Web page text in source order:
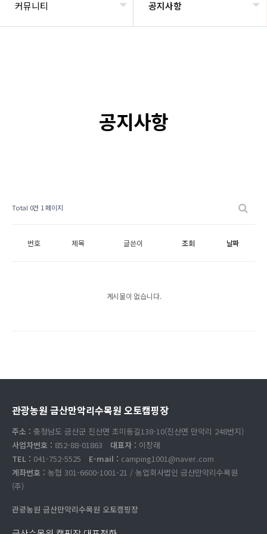
커뮤니티 공지사항
공지사항
Total 0건 1 페이지
번호 제목 글쓴이 조회 날짜
게시물이 없습니다.
관광농원 금산만악리수목원 오토캠핑장
주소 : 충청남도 금산군 진산면 초미동길138-10(진산면 만악리 248번지)
사업자번호 : 852-88-01863 대표자 : 이창래
TEL : 041-752-5525 E-mail : camping1001@naver.com
계좌번호 : 농협 301-6600-1001-21 / 농업회사법인 금산만악리수목원
(주)
관광농원 금산만악리수목원 오토캠핑장